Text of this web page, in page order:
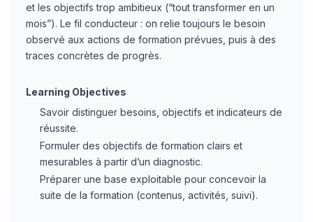
et les objectifs trop ambitieux (“tout transformer en un
mois”). Le fil conducteur : on relie toujours le besoin
observé aux actions de formation prévues, puis à des
traces concrètes de progrès.
Learning Objectives
Savoir distinguer besoins, objectifs et indicateurs de
réussite.
Formuler des objectifs de formation clairs et
mesurables à partir d’un diagnostic.
Préparer une base exploitable pour concevoir la
suite de la formation (contenus, activités, suivi).